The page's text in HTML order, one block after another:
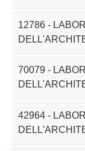
12786 -
70079 -
42964 -